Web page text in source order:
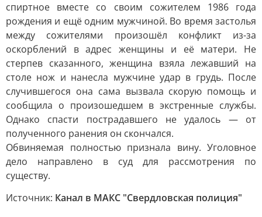
спиртное вместе со своим сожителем 1986 года
рождения и ещё одним мужчиной. Во время застолья
между сожителями произошёл конфликт из-за
оскорблений в адрес женщины и её матери. Не
стерпев сказанного, женщина взяла лежавший на
столе нож и нанесла мужчине удар в грудь. После
случившегося она сама вызвала скорую помощь и
сообщила о произошедшем в экстренные службы.
Однако спасти пострадавшего не удалось — от
полученного ранения он скончался.
Обвиняемая полностью признала вину. Уголовное
дело направлено в суд для рассмотрения по
существу.
Источник: Канал в МАКС "Свердловская полиция"